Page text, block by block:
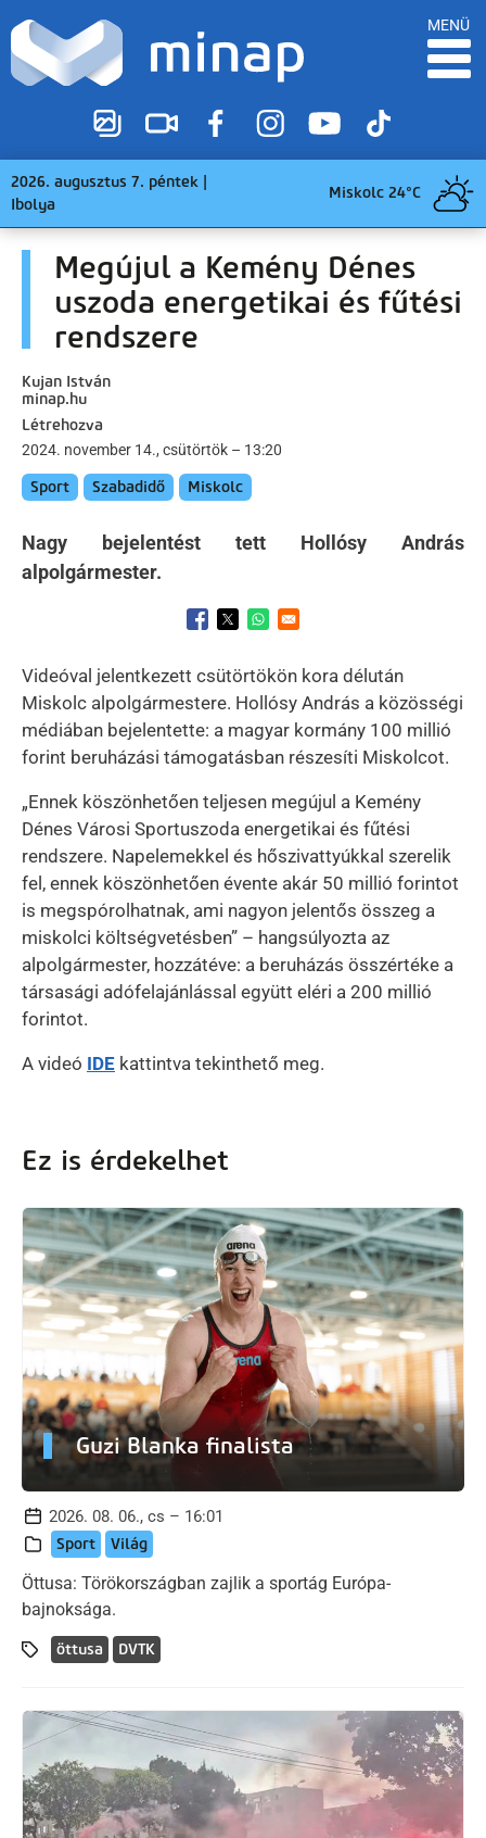
MENÜ
2026. augusztus 7. péntek |
Ibolya
Miskolc 24°C
Megújul a Kemény Dénes
uszoda energetikai és fűtési
rendszere
Kujan István
minap.hu
Létrehozva
2024. november 14., csütörtök – 13:20
Sport Szabadidő Miskolc
Nagy bejelentést tett Hollósy András
alpolgármester.
Opens in a new window
Opens in a new window
Opens in a new window
Videóval jelentkezett csütörtökön kora délután
Miskolc alpolgármestere. Hollósy András a közösségi
médiában bejelentette: a magyar kormány 100 millió
forint beruházási támogatásban részesíti Miskolcot.
„Ennek köszönhetően teljesen megújul a Kemény
Dénes Városi Sportuszoda energetikai és fűtési
rendszere. Napelemekkel és hőszivattyúkkal szerelik
fel, ennek köszönhetően évente akár 50 millió forintot
is megspórolhatnak, ami nagyon jelentős összeg a
miskolci költségvetésben” – hangsúlyozta az
alpolgármester, hozzátéve: a beruházás összértéke a
társasági adófelajánlással együtt eléri a 200 millió
forintot.
A videó IDE kattintva tekinthető meg.
Ez is érdekelhet
Guzi Blanka finalista
2026. 08. 06., cs – 16:01
Sport Világ
Öttusa: Törökországban zajlik a sportág Európa-
bajnoksága.
öttusa DVTK